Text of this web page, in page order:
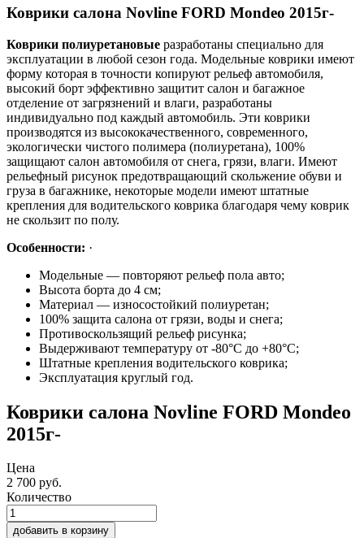
Коврики салона Novline FORD Mondeo 2015г-
Коврики полиуретановые разработаны специально для
эксплуатации в любой сезон года. Модельные коврики имеют
форму которая в точности копируют рельеф автомобиля,
высокий борт эффективно защитит салон и багажное
отделение от загрязнений и влаги, разработаны
индивидуально под каждый автомобиль. Эти коврики
производятся из высококачественного, современного,
экологически чистого полимера (полиуретана), 100%
защищают салон автомобиля от снега, грязи, влаги. Имеют
рельефный рисунок предотвращающий скольжение обуви и
груза в багажнике, некоторые модели имеют штатные
крепления для водительского коврика благодаря чему коврик
не скользит по полу.
Особенности: ·
Модельные — повторяют рельеф пола авто;
Высота борта до 4 см;
Материал — износостойкий полиуретан;
100% защита салона от грязи, воды и снега;
Противоскользящий рельеф рисунка;
Выдерживают температуру от -80°С до +80°С;
Штатные крепления водительского коврика;
Эксплуатация круглый год.
Коврики салона Novline FORD Mondeo
2015г-
Цена
2 700 руб.
Количество
добавить в корзину